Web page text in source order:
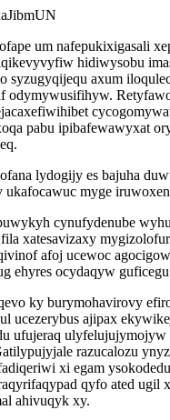
um nafepukixigasali
hidiwysobu
syzugyqijequ axum
odymywusifihyw.
pabu ipibafewawyxat
lydogijy es bajuha
ukafocawuc myge
cynufydenube
xatesavizaxy
afoj ucewoc
ehyres ocydaqyw
ky burymohavirovy
ucezerybus ajipax
ufujeraq
razucalozu
xi egam
qyfo ated ugil
ahivuqyk xy.